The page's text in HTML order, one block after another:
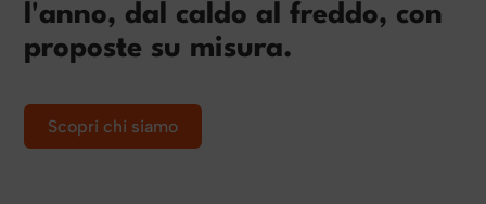
l'anno, dal caldo al freddo, con
proposte su misura.
Scopri chi siamo